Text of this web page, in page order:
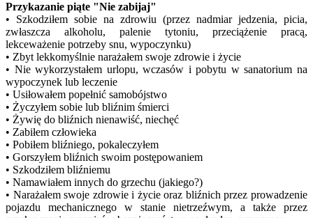
Przykazanie piąte "Nie zabijaj"
• Szkodziłem sobie na zdrowiu (przez nadmiar jedzenia, picia,
zwłaszcza alkoholu, palenie tytoniu, przeciążenie pracą,
lekceważenie potrzeby snu, wypoczynku)
• Zbyt lekkomyślnie narażałem swoje zdrowie i życie
• Nie wykorzystałem urlopu, wczasów i pobytu w sanatorium na
wypoczynek lub leczenie
• Usiłowałem popełnić samobójstwo
• Życzyłem sobie lub bliźnim śmierci
• Żywię do bliźnich nienawiść, niechęć
• Zabiłem człowieka
• Pobiłem bliźniego, pokaleczyłem
• Gorszyłem bliźnich swoim postępowaniem
• Szkodziłem bliźniemu
• Namawiałem innych do grzechu (jakiego?)
• Narażałem swoje zdrowie i życie oraz bliźnich przez prowadzenie
pojazdu mechanicznego w stanie nietrzeźwym, a także przez